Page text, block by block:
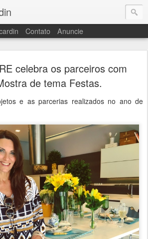
Contato Anuncie
celebra os parceiros com
de tema Festas.
e as parcerias realizados no ano de